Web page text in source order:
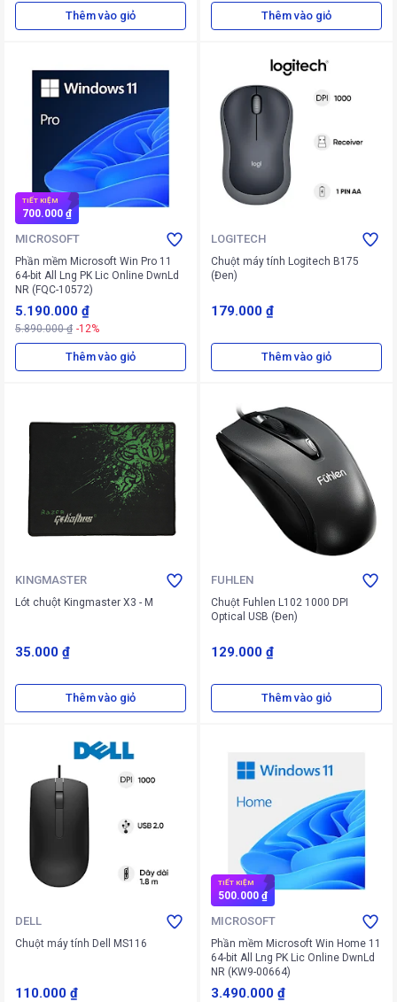
Thêm vào giỏ Thêm vào giỏ
TIẾT KIỆM
700.000 ₫
MICROSOFT
Phần mềm Microsoft Win Pro 11
64-bit All Lng PK Lic Online DwnLd
NR (FQC-10572)
5.190.000 ₫
5.890.000 ₫ -12%
Thêm vào giỏ
LOGITECH
Chuột máy tính Logitech B175
(Đen)
179.000 ₫
Thêm vào giỏ
KINGMASTER
Lót chuột Kingmaster X3 - M
35.000 ₫
Thêm vào giỏ
FUHLEN
Chuột Fuhlen L102 1000 DPI
Optical USB (Đen)
129.000 ₫
Thêm vào giỏ
DELL
Chuột máy tính Dell MS116
110.000 ₫
TIẾT KIỆM
500.000 ₫
MICROSOFT
Phần mềm Microsoft Win Home 11
64-bit All Lng PK Lic Online DwnLd
NR (KW9-00664)
3.490.000 ₫